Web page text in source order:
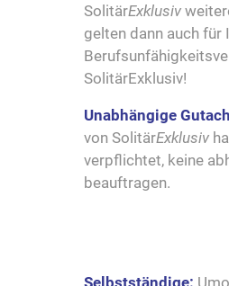
SolitärExklusiv
gelten dann auch für
SolitärExklusiv!
Unabhängige
von SolitärExklusiv
verpflichtet, keine
beauftragen.
Selbstständige: